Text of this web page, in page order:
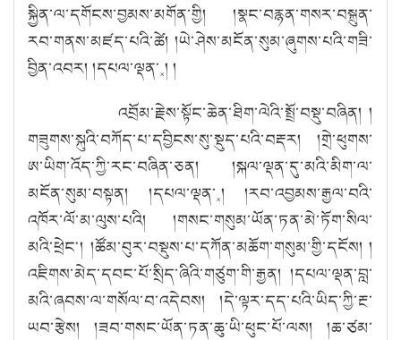
སྐྱིན་ལ་དགོངས་བྱམས་མགོན་གྱི། །སྣང་བརྙན་གསར་བསྐྲུན་
རབ་གནས་མཛད་པའི་ཚེ། །ཡེ་ཤེས་མངོན་སུམ་ཞུགས་པའི་གཟི་
བྱིན་འབར། །དཔལ་ལྡན༌༝། །
འབྲོམ་རྗེས་སྟོང་ཆེན་ཐིག་ལེའི་སྤྲོ་བསྡུ་བཞིན། །
གཟུགས་སྐུའི་བཀོད་པ་དབྱིངས་སུ་སྡུད་པའི་བརྡར། །གྲེ་ཕུགས་
ཨ་ཡིག་འོད་ཀྱི་རང་བཞིན་ཅན། །སྐལ་ལྡན་དུ་མའི་མིག་ལ་
མངོན་སུམ་བསྟན། །དཔལ་ལྡན་༝། །རབ་འབྱམས་རྒྱལ་བའི་
འཁོར་ལོ་མ་ལུས་པའི། །གསང་གསུམ་ཡོན་ཏན་མེ་ཏོག་སིལ་
མའི་ཕྲེང༌། །ཚོམ་བུར་བསྡུས་པ་དཀོན་མཆོག་གསུམ་གྱི་དངོས། །
འཇིགས་མེད་དབང་པོ་སྲིད་ཞིའི་གཙུག་གི་རྒྱན། །དཔལ་ལྡན་བླ་
མའི་ཞབས་ལ་གསོལ་བ་འདེབས། །དེ་ལྟར་དད་པའི་ཡིད་ཀྱི་རྔ་
ཡབ་རྩེས། །ཟབ་གསང་ཡོན་ཏན་ཆུ་ཡི་ཕུང་པོ་ལས། །ཆ་ཙམ་